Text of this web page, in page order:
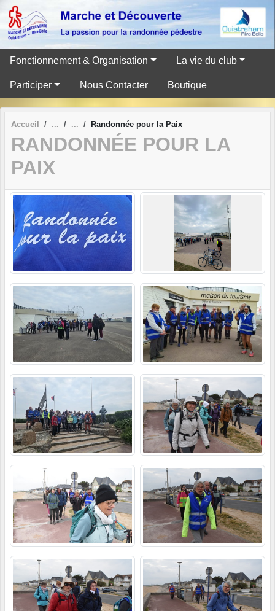
Fonctionnement & Organisation La vie du club
Participer Nous Contacter Boutique
Accueil Randonnée pour la Paix
RANDONNÉE POUR LA
PAIX
Panneau de gestion des cookies